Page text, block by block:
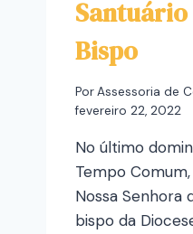
Santuário
Bispo
PorAssessoria de
fevereiro 22, 2022
No último
Tempo
Nossa Senhora
bispo da